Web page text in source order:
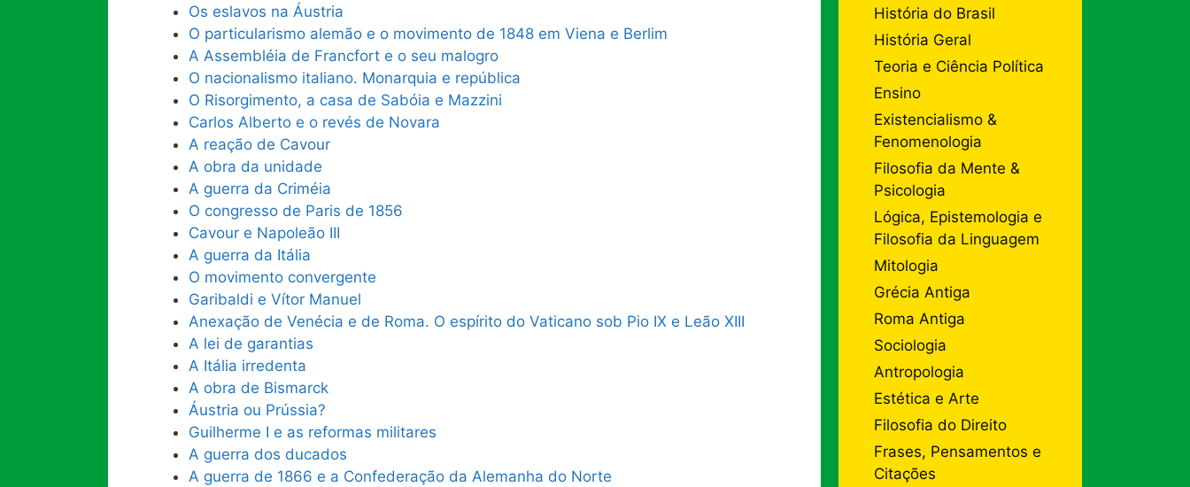
Os eslavos na Áustria
O particularismo alemão e o movimento de 1848 em Viena e Berlim
A Assembléia de Francfort e o seu malogro
O nacionalismo italiano. Monarquia e república
O Risorgimento, a casa de Sabóia e Mazzini
Carlos Alberto e o revés de Novara
A reação de Cavour
A obra da unidade
A guerra da Criméia
O congresso de Paris de 1856
Cavour e Napoleão III
A guerra da Itália
O movimento convergente
Garibaldi e Vítor Manuel
Anexação de Venécia e de Roma. O espírito do Vaticano sob Pio IX e Leão XIII
A lei de garantias
A Itália irredenta
A obra de Bismarck
Áustria ou Prússia?
Guilherme I e as reformas militares
A guerra dos ducados
A guerra de 1866 e a Confederação da Alemanha do Norte
História do Brasil
História Geral
Teoria e Ciência Política
Ensino
Existencialismo &
Fenomenologia
Filosofia da Mente &
Psicologia
Lógica, Epistemologia e
Filosofia da Linguagem
Mitologia
Grécia Antiga
Roma Antiga
Sociologia
Antropologia
Estética e Arte
Filosofia do Direito
Frases, Pensamentos e
Citações